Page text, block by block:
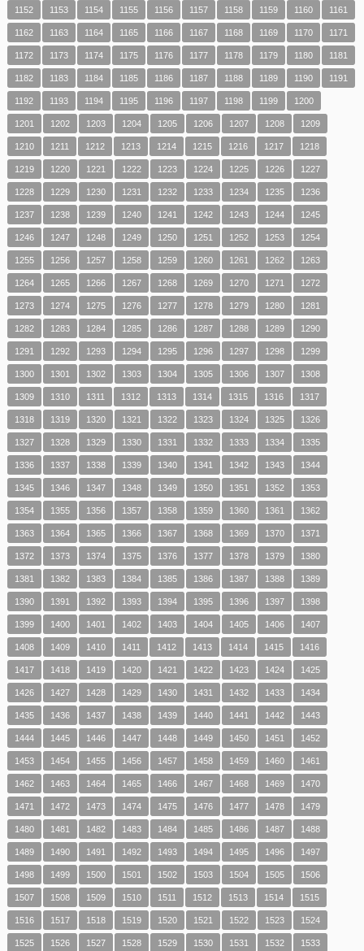
1152 1153 1154 1155 1156 1157 1158 1159 1160 1161
1162 1163 1164 1165 1166 1167 1168 1169 1170 1171
1172 1173 1174 1175 1176 1177 1178 1179 1180 1181
1182 1183 1184 1185 1186 1187 1188 1189 1190 1191
1192 1193 1194 1195 1196 1197 1198 1199 1200
1201 1202 1203 1204 1205 1206 1207 1208 1209
1210 1211 1212 1213 1214 1215 1216 1217 1218
1219 1220 1221 1222 1223 1224 1225 1226 1227
1228 1229 1230 1231 1232 1233 1234 1235 1236
1237 1238 1239 1240 1241 1242 1243 1244 1245
1246 1247 1248 1249 1250 1251 1252 1253 1254
1255 1256 1257 1258 1259 1260 1261 1262 1263
1264 1265 1266 1267 1268 1269 1270 1271 1272
1273 1274 1275 1276 1277 1278 1279 1280 1281
1282 1283 1284 1285 1286 1287 1288 1289 1290
1291 1292 1293 1294 1295 1296 1297 1298 1299
1300 1301 1302 1303 1304 1305 1306 1307 1308
1309 1310 1311 1312 1313 1314 1315 1316 1317
1318 1319 1320 1321 1322 1323 1324 1325 1326
1327 1328 1329 1330 1331 1332 1333 1334 1335
1336 1337 1338 1339 1340 1341 1342 1343 1344
1345 1346 1347 1348 1349 1350 1351 1352 1353
1354 1355 1356 1357 1358 1359 1360 1361 1362
1363 1364 1365 1366 1367 1368 1369 1370 1371
1372 1373 1374 1375 1376 1377 1378 1379 1380
1381 1382 1383 1384 1385 1386 1387 1388 1389
1390 1391 1392 1393 1394 1395 1396 1397 1398
1399 1400 1401 1402 1403 1404 1405 1406 1407
1408 1409 1410 1411 1412 1413 1414 1415 1416
1417 1418 1419 1420 1421 1422 1423 1424 1425
1426 1427 1428 1429 1430 1431 1432 1433 1434
1435 1436 1437 1438 1439 1440 1441 1442 1443
1444 1445 1446 1447 1448 1449 1450 1451 1452
1453 1454 1455 1456 1457 1458 1459 1460 1461
1462 1463 1464 1465 1466 1467 1468 1469 1470
1471 1472 1473 1474 1475 1476 1477 1478 1479
1480 1481 1482 1483 1484 1485 1486 1487 1488
1489 1490 1491 1492 1493 1494 1495 1496 1497
1498 1499 1500 1501 1502 1503 1504 1505 1506
1507 1508 1509 1510 1511 1512 1513 1514 1515
1516 1517 1518 1519 1520 1521 1522 1523 1524
1525 1526 1527 1528 1529 1530 1531 1532 1533